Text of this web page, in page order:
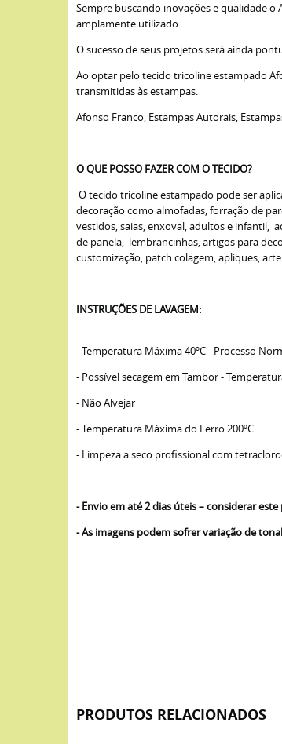
Sempre buscando inovações e qualidade
amplamente utilizado.
O sucesso de seus projetos será ainda
Ao optar pelo tecido tricoline estampado
transmitidas às estampas.
Afonso Franco, Estampas Autorais,
O QUE POSSO FAZER COM O TECIDO?
O tecido tricoline estampado pode ser
decoração como almofadas, forração de
vestidos, saias, enxoval, adultos e infantil,
de panela, lembrancinhas, artigos para
customização, patch colagem, apliques,
INSTRUÇÕES DE LAVAGEM:
- Temperatura Máxima 40ºC - Processo
- Possível secagem em Tambor -
- Não Alvejar
- Temperatura Máxima do Ferro 200ºC
- Limpeza a seco profissional com
- Envio em até 2 dias úteis – considerar
- As imagens podem sofrer variação de
PRODUTOS RELACIONADOS